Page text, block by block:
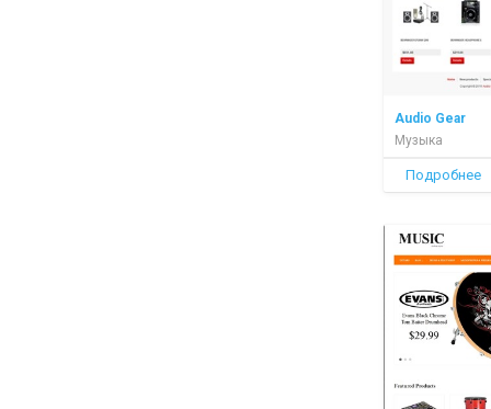
Audio Gear
Музыка
Подробнее